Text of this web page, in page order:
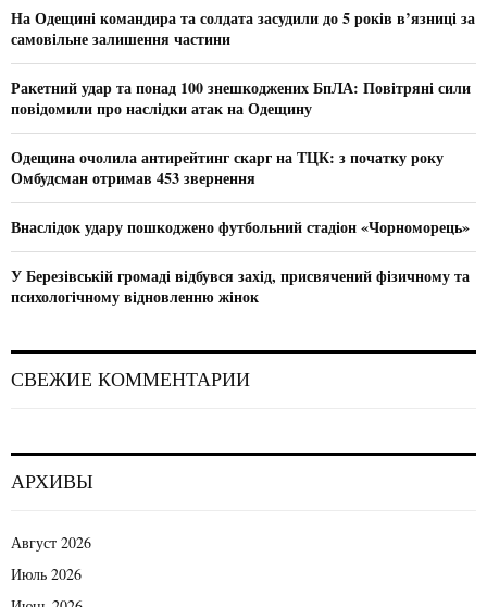
o
r
На Одещині командира та солдата засудили до 5 років в’язниці за
самовільне залишення частини
Ракетний удар та понад 100 знешкоджених БпЛА: Повітряні сили
повідомили про наслідки атак на Одещину
Одещина очолила антирейтинг скарг на ТЦК: з початку року
Омбудсман отримав 453 звернення
Внаслідок удару пошкоджено футбольний стадіон «Чорноморець»
У Березівській громаді відбувся захід, присвячений фізичному та
психологічному відновленню жінок
СВЕЖИЕ КОММЕНТАРИИ
АРХИВЫ
Август 2026
Июль 2026